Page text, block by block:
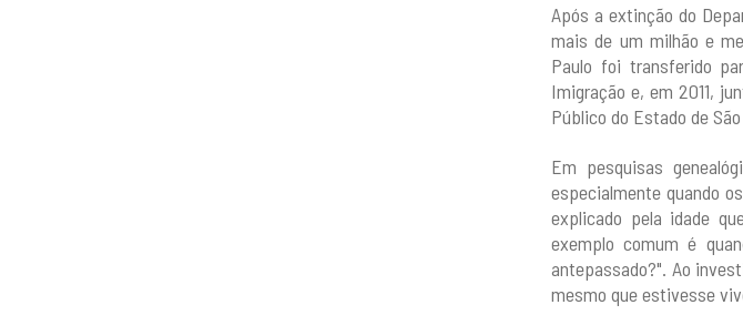
Após a extinção do
mais de um milhão e
Paulo foi transferido
Imigração e, em 2011,
Público do Estado de
Em pesquisas
especialmente quando
explicado pela idade
exemplo comum é
antepassado?". Ao
mesmo que estivesse